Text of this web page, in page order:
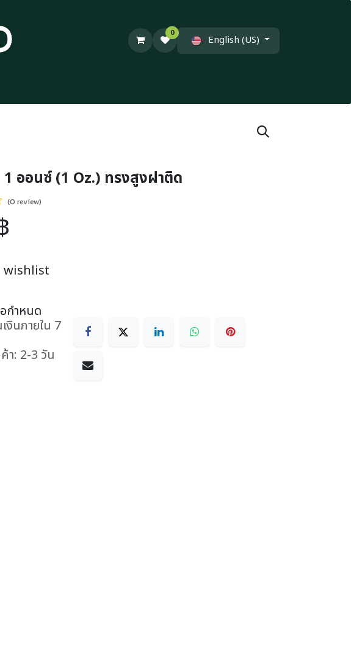
0
English (US)
ออนซ์ (1 Oz.) ทรงสูงฝาติด
(0 review)
wishlist
กำหนด
งินภายใน 7
า: 2-3 วัน